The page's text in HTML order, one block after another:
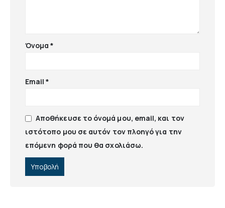
Όνομα*
Email*
Αποθήκευσε το όνομά μου, email, και τον
ιστότοπο μου σε αυτόν τον πλοηγό για την
επόμενη φορά που θα σχολιάσω.